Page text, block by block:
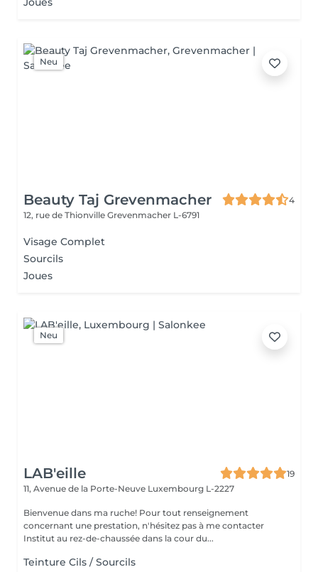
Neu
Beauty Taj Grevenmacher
4
12, rue de Thionville Grevenmacher L-6791
Visage Complet
Sourcils
Joues
Neu
LAB'eille
19
11, Avenue de la Porte-Neuve Luxembourg L-2227
Bienvenue dans ma ruche! Pour tout renseignement
concernant une prestation, n'hésitez pas à me contacter
Institut au rez-de-chaussée dans la cour du...
Teinture Cils / Sourcils